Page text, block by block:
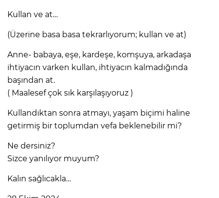
Kullan ve at…
(Üzerine basa basa tekrarlıyorum; kullan ve at)
Anne- babaya, eşe, kardeşe, komşuya, arkadaşa
ihtiyacın varken kullan, ihtiyacın kalmadığında
başından at.
( Maalesef çok sık karşılaşıyoruz )
Kullandıktan sonra atmayı, yaşam biçimi haline
getirmiş bir toplumdan vefa beklenebilir mi?
Ne dersiniz?
Sizce yanılıyor muyum?
Kalın sağlıcakla…